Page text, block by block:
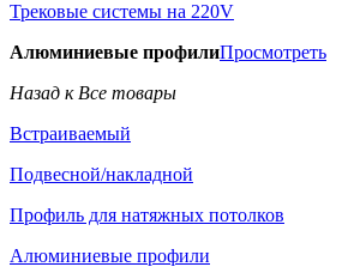
Трековые системы на 220V
Алюминиевые профилиПросмотреть
Назад к Все товары
Встраиваемый
Подвесной/накладной
Профиль для натяжных потолков
Алюминиевые профили